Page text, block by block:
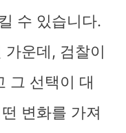
수 있습니다.
운데, 검찰이
그 선택이 대
변화를 가져